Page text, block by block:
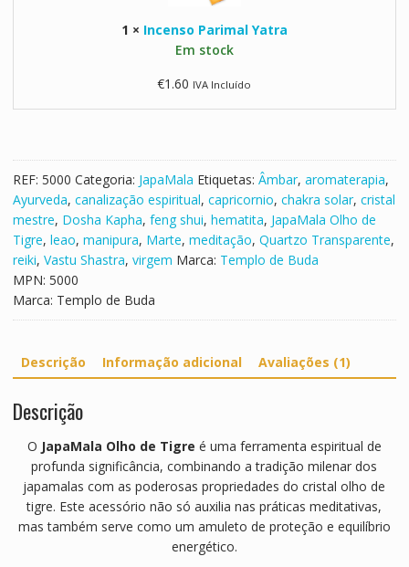
r
e
o
P
r
i
Y
a
1 × Incenso Parimal Yatra
Em stock
€1.60 IVA Incluído
REF: 5000 Categoria: JapaMala Etiquetas: Âmbar, aromaterapia,
Ayurveda, canalização espiritual, capricornio, chakra solar, cristal
mestre, Dosha Kapha, feng shui, hematita, JapaMala Olho de
Tigre, leao, manipura, Marte, meditação, Quartzo Transparente,
reiki, Vastu Shastra, virgem Marca: Templo de Buda
MPN: 5000
Marca: Templo de Buda
Descrição Informação adicional Avaliações (1)
Descrição
O JapaMala Olho de Tigre é uma ferramenta espiritual de
profunda significância, combinando a tradição milenar dos
japamalas com as poderosas propriedades do cristal olho de
tigre. Este acessório não só auxilia nas práticas meditativas,
mas também serve como um amuleto de proteção e equilíbrio
energético.